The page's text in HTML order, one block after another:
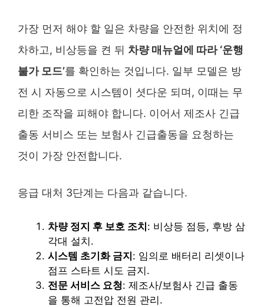
가장 먼저 해야 할 일은 차량을 안전한 위치에 정
차하고, 비상등을 켠 뒤 차량 매뉴얼에 따라 ‘운행
불가 모드’를 확인하는 것입니다. 일부 모델은 방
전 시 자동으로 시스템이 셧다운 되며, 이때는 무
리한 조작을 피해야 합니다. 이어서 제조사 긴급
출동 서비스 또는 보험사 긴급출동을 요청하는
것이 가장 안전합니다.
응급 대처 3단계는 다음과 같습니다.
차량 정지 후 보호 조치 : 비상등 점등, 후방 삼
각대 설치.
시스템 초기화 금지 : 임의로 배터리 리셋이나
점프 스타트 시도 금지.
전문 서비스 요청: 제조사/보험사 긴급 출동
을 통해 고전압 전원 관리.